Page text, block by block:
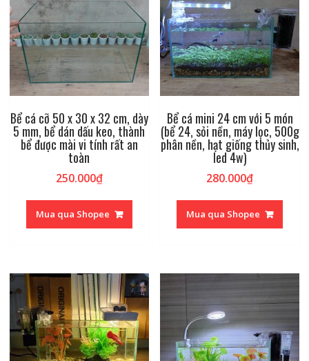
Bể cá cỡ 50 x 30 x 32 cm, dày
5 mm, bể dán dấu keo, thành
bể được mài vi tính rất an
toàn
250.000₫
Mua qua Shopee
Bể cá mini 24 cm với 5 món
(bể 24, sỏi nền, máy lọc, 500g
phân nền, hạt giống thủy sinh,
led 4w)
280.000₫
Mua qua Shopee